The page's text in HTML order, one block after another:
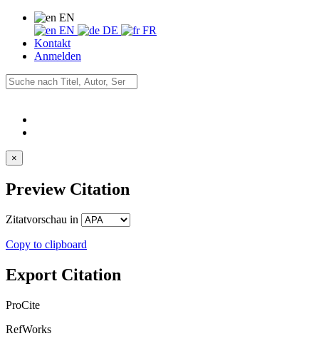
EN
EN
DE
FR
Kontakt
Anmelden
×
Preview Citation
Zitatvorschau in
Copy to clipboard
Export Citation
ProCite
RefWorks